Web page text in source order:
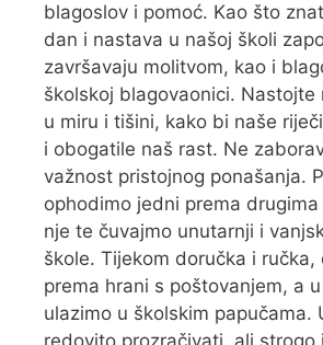
blagoslov i pomoć. Kao što
dan i nastava u našoj školi
završavaju molitvom, kao i
školskoj blagovaonici. Nastojte
u miru i tišini, kako bi naše
i obogatile naš rast. Ne
važnost pristojnog ponašanja.
ophodimo jedni prema
nje te čuvajmo unutarnji i
škole. Tijekom doručka i ručka,
prema hrani s poštovanjem, a
ulazimo u školskim papučama.